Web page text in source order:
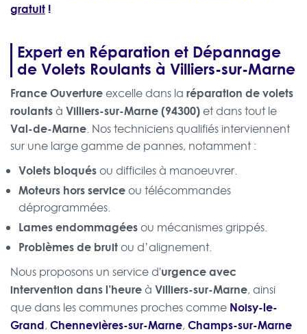
gratuit !
Expert en Réparation et Dépannage
de Volets Roulants à Villiers-sur-Marne
France Ouverture excelle dans la réparation de volets
roulantsà Villiers-sur-Marne (94300) et dans tout le
Val-de-Marne. Nos techniciens qualifiés interviennent
sur une large gamme de pannes, notamment :
Volets bloquésou difficiles à manoeuvrer.
Moteurs hors serviceou télécommandes
déprogrammées.
Lames endommagéesou mécanismes grippés.
Problèmes de bruitou d’alignement.
Nous proposons un service d'urgence avec
intervention dans l’heureà Villiers-sur-Marne, ainsi
que dans les communes proches comme Noisy-le-
Grand, Chennevières-sur-Marne, Champs-sur-Marne